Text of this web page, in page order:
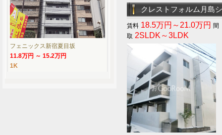
クレストフォルム月島
18.5万円～21.0万円
2SLDK～3LDK
フェニックス新宿夏目坂
11.8万円 ～ 15.2万円
1K